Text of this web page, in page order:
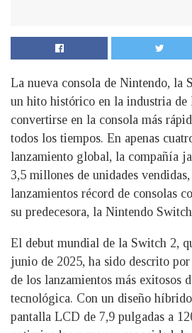
La nueva consola de Nintendo, la
un hito histórico en la industria de
convertirse en la consola más
todos los tiempos. En apenas
lanzamiento global, la compañía
3,5 millones de unidades
lanzamientos récord de consolas
su predecesora, la Nintendo
El debut mundial de la Switch 2,
junio de 2025, ha sido descrito
de los lanzamientos más exitosos
tecnológica. Con un diseño
pantalla LCD de 7,9 pulgadas a